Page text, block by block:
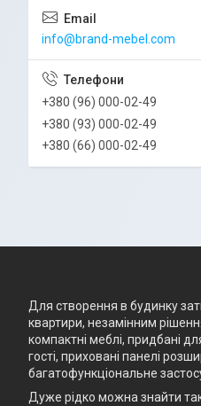
info@brand-mebel.com
+380 (96) 000-02-49
+380 (93) 000-02-49
+380 (66) 000-02-49
Для створення в будинку
квартири, незамінним
компактні меблі, придбані
гості, приховані панелі
багатофункціональне
Дуже рідко можна знайти